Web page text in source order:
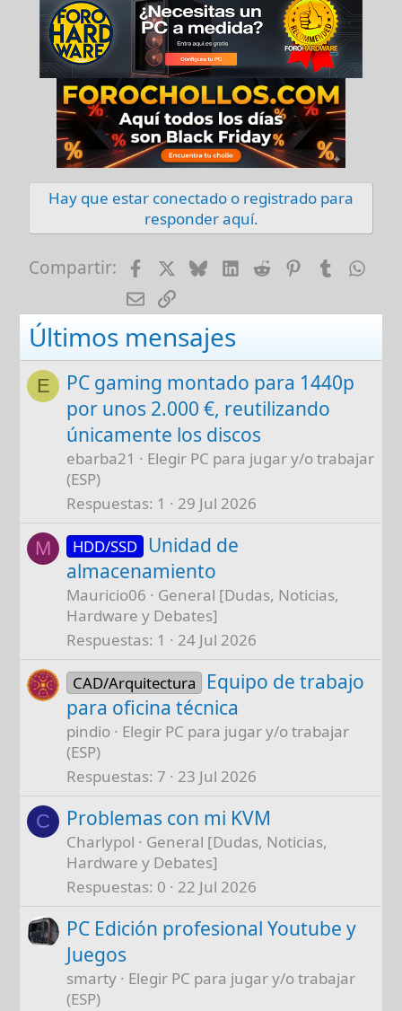
Hay que estar conectado o registrado para
responder aquí.
Compartir: FacebookBlueskyLinkedIn
RedditPinterest
Tumblr
E-mailEnlace
Últimos mensajes
E
PC gaming montado para 1440p
por unos 2.000 €, reutilizando
únicamente los discos
ebarba21
Elegir PC para jugar y/o trabajar
(ESP)
Respuestas 1 29 Jul 2026
M HDD/SSD Unidad de
almacenamiento
Mauricio06
General [Dudas, Noticias,
Hardware y Debates]
Respuestas 1 24 Jul 2026
CAD/Arquitectura
Equipo de trabajo
para oficina técnica
pindio
Elegir PC para jugar y/o trabajar
(ESP)
Respuestas 7 23 Jul 2026
C Problemas con mi KVM
Charlypol
General [Dudas, Noticias,
Hardware y Debates]
Respuestas 0 22 Jul 2026
PC Edición profesional Youtube y
Juegos
smarty
Elegir PC para jugar y/o trabajar
(ESP)